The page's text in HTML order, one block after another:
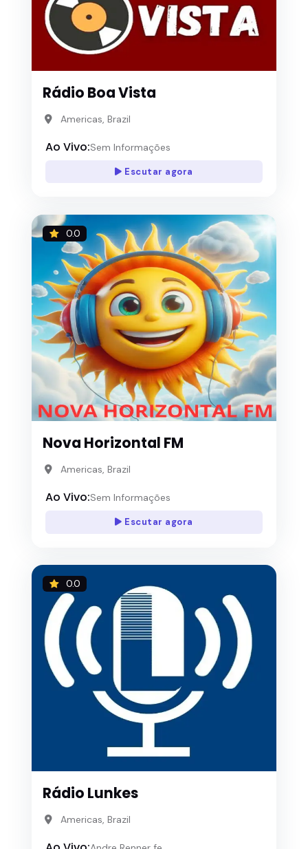
Rádio Boa Vista
Americas, Brazil
Ao Vivo:Sem Informações
Escutar agora
0.0
Nova Horizontal FM
Americas, Brazil
Ao Vivo:Sem Informações
Escutar agora
0.0
Rádio Lunkes
Americas, Brazil